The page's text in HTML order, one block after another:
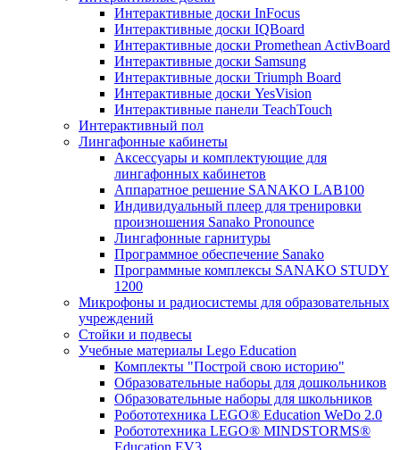
Интерактивные доски InFocus
Интерактивные доски IQBoard
Интерактивные доски Promethean ActivBoard
Интерактивные доски Samsung
Интерактивные доски Triumph Board
Интерактивные доски YesVision
Интерактивные панели TeachTouch
Интерактивный пол
Лингафонные кабинеты
Аксессуары и комплектующие для
лингафонных кабинетов
Аппаратное решение SANAKO LAB100
Индивидуальный плеер для тренировки
произношения Sanako Pronounce
Лингафонные гарнитуры
Программное обеспечение Sanako
Программные комплексы SANAKO STUDY
1200
Микрофоны и радиосистемы для образовательных
учреждений
Стойки и подвесы
Учебные материалы Lego Education
Комплекты "Построй свою историю"
Образовательные наборы для дошкольников
Образовательные наборы для школьников
Робототехника LEGO® Education WeDo 2.0
Робототехника LEGO® MINDSTORMS®
Education EV3